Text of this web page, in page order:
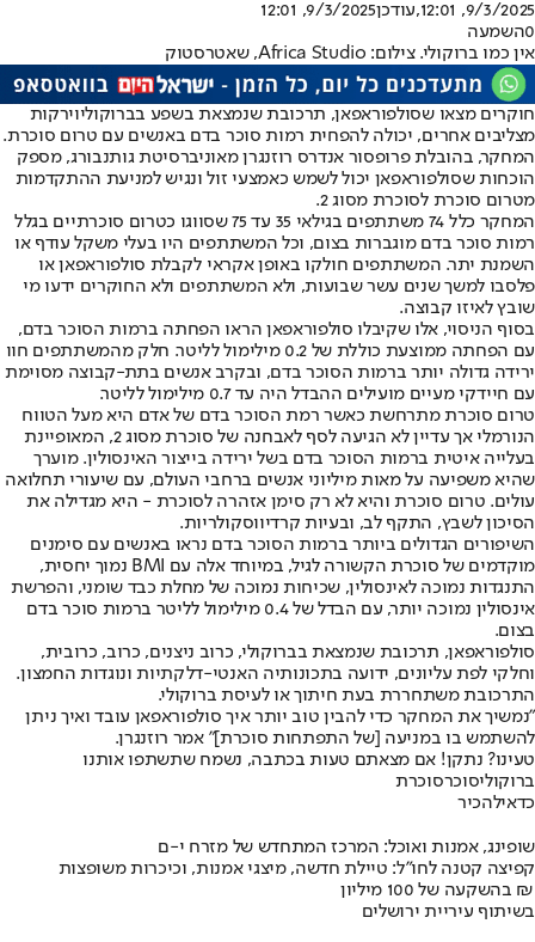
9/3/2025, 12:01
,עודכן9/3/2025, 12:01
0השמעה
אין כמו ברוקולי. צילום: Africa Studio, שאטרסטוק
חוקרים מצאו שסולפוראפאן, תרכובת שנמצאת בשפע בברוקוליוירקות
מצליבים אחרים, יכולה להפחית רמות סוכר בדם באנשים עם טרום סוכרת.
המחקר, בהובלת פרופסור אנדרס רוזנגרן מאוניברסיטת גותנבורג, מספק
הוכחות שסולפוראפאן יכול לשמש כאמצעי זול ונגיש למניעת ההתקדמות
מטרום סוכרת לסוכרת מסוג 2.
המחקר כלל 74 משתתפים בגילאי 35 עד 75 שסווגו כטרום סוכרתיים בגלל
רמות סוכר בדם מוגברות בצום, וכל המשתתפים היו בעלי משקל עודף או
השמנת יתר. המשתתפים חולקו באופן אקראי לקבלת סולפוראפאן או
פלסבו למשך שנים עשר שבועות, ולא המשתתפים ולא החוקרים ידעו מי
שובץ לאיזו קבוצה.
בסוף הניסוי, אלו שקיבלו סולפוראפאן הראו הפחתה ברמות הסוכר בדם,
עם הפחתה ממוצעת כוללת של 0.2 מילימול לליטר. חלק מהמשתתפים חוו
ירידה גדולה יותר ברמות הסוכר בדם, ובקרב אנשים בתת-קבוצה מסוימת
עם חיידקי מעיים מועילים ההבדל היה עד 0.7 מילימול לליטר.
טרום סוכרת מתרחשת כאשר רמת הסוכר בדם של אדם היא מעל הטווח
הנורמלי אך עדיין לא הגיעה לסף לאבחנה של סוכרת מסוג 2, המאופיינת
בעלייה איטית ברמות הסוכר בדם בשל ירידה בייצור האינסולין. מוערך
שהיא משפיעה על מאות מיליוני אנשים ברחבי העולם, עם שיעורי תחלואה
עולים. טרום סוכרת והיא לא רק סימן אזהרה לסוכרת - היא מגדילה את
הסיכון לשבץ, התקף לב, ובעיות קרדיווסקולריות.
השיפורים הגדולים ביותר ברמות הסוכר בדם נראו באנשים עם סימנים
מוקדמים של סוכרת הקשורה לגיל, במיוחד אלה עם BMI נמוך יחסית,
התנגדות נמוכה לאינסולין, שכיחות נמוכה של מחלת כבד שומני, והפרשת
אינסולין נמוכה יותר, עם הבדל של 0.4 מילימול לליטר ברמות סוכר בדם
בצום.
סולפוראפאן, תרכובת שנמצאת בברוקולי, כרוב ניצנים, כרוב, כרובית,
וחלקי לפת עליונים, ידועה בתכונותיה האנטי-דלקתיות ונוגדות החמצון.
התרכובת משתחררת בעת חיתוך או לעיסת ברוקולי.
"נמשיך את המחקר כדי להבין טוב יותר איך סולפוראפאן עובד ואיך ניתן
להשתמש בו במניעה [של התפתחות סוכרת]" אמר רוזנגרן.
טעינו? נתקן! אם מצאתם טעות בכתבה, נשמח שתשתפו אותנו
ברוקוליסוכרסוכרת
כדאילהכיר
שופינג, אמנות ואוכל: המרכז המתחדש של מזרח י-ם
קפיצה קטנה לחו"ל: טיילת חדשה, מיצגי אמנות, וכיכרות משופצות
בהשקעה של 100 מיליון ₪
בשיתוף עיריית ירושלים